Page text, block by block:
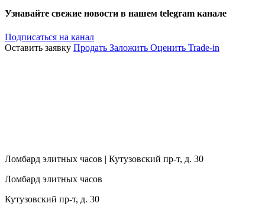
Узнавайте свежие новости в нашем telegram канале
Подписаться на канал
Оставить заявку Продать Заложить Оценить Trade-in
Ломбард элитных часов | Кутузовский пр-т, д. 30
Ломбард элитных часов
Кутузовский пр-т, д. 30